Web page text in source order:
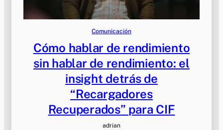
Comunicación
Cómo hablar de rendimiento
sin hablar de rendimiento: el
insight detrás de
“Recargadores
Recuperados” para CIF
adrian